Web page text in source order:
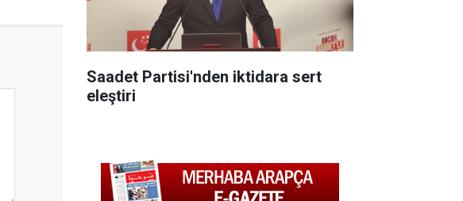
Saadet Partisi'nden iktidara sert
eleştiri